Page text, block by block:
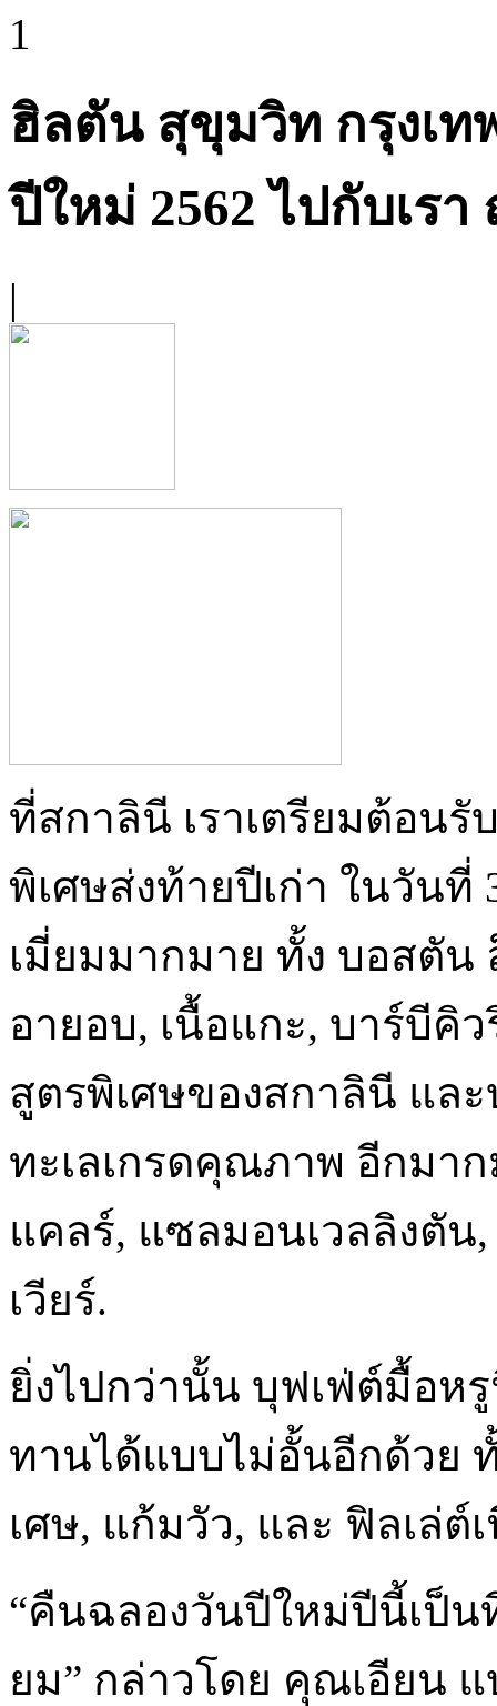
1
ฮิลตัน สุขุมวิท กรุงเ
ปีใหม่ 2562 ไปกับเร
|
ที่สกาลินี เราเตรียมต้อน
พิเศษส่งท้ายปีเก่า ในวันที่
เมี่ยมมากมาย ทั้ง บอสตัน
อายอบ, เนื้อแกะ, บาร์บีคิ
สูตรพิเศษของสกาลินี แล
ทะเลเกรดคุณภาพ อีกมา
แคลร์, แซลมอนเวลลิงตัน
เวียร์.
ยิ่งไปกว่านั้น บุฟเฟ่ต์มื้อห
ทานได้แบบไม่อั้นอีกด้วย
เศษ, แก้มวัว, และ ฟิลเล่ต์
“คืนฉลองวันปีใหม่ปีนี้เป็น
ยม” กล่าวโดย คุณเอียน